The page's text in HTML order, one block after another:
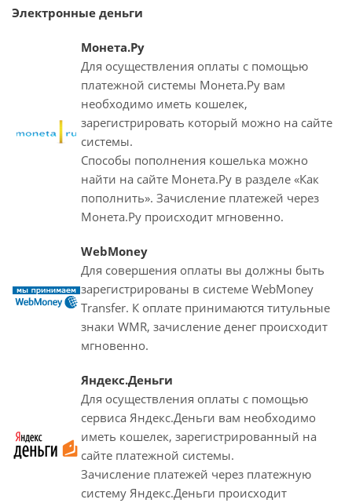
Электронные деньги
Монета.Ру
Для осуществления оплаты с помощью
платежной системы Монета.Ру вам
необходимо иметь кошелек,
зарегистрировать который можно на сайте
системы.
Способы пополнения кошелька можно
найти на сайте Монета.Ру в разделе «Как
пополнить». Зачисление платежей через
Монета.Ру происходит мгновенно.
WebMoney
Для совершения оплаты вы должны быть
зарегистрированы в системе WebMoney
Transfer. К оплате принимаются титульные
знаки WMR, зачисление денег происходит
мгновенно.
Яндекс.Деньги
Для осуществления оплаты с помощью
сервиса Яндекс.Деньги вам необходимо
иметь кошелек, зарегистрированный на
сайте платежной системы.
Зачисление платежей через платежную
систему Яндекс.Деньги происходит